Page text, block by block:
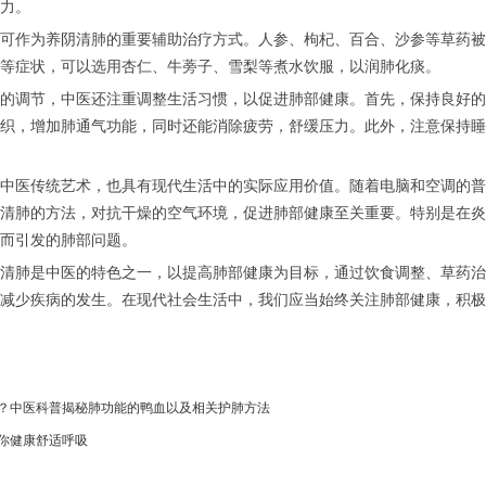
。
养阴清肺的重要辅助治疗方式。人参、枸杞、百合、沙参等草药
症状，可以选用杏仁、牛蒡子、雪梨等煮水饮服，以润肺化痰。
，中医还注重调整生活习惯，以促进肺部健康。首先，保持良好
，增加肺通气功能，同时还能消除疲劳，舒缓压力。此外，注意保持
统艺术，也具有现代生活中的实际应用价值。随着电脑和空调的
肺的方法，对抗干燥的空气环境，促进肺部健康至关重要。特别是在
引发的肺部问题。
中医的特色之一，以提高肺部健康为目标，通过饮食调整、草药
少疾病的发生。在现代社会生活中，我们应当始终关注肺部健康，积
中医科普揭秘肺功能的鸭血以及相关护肺方法
健康舒适呼吸